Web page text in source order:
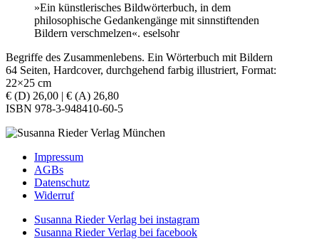
»Ein künstlerisches Bildwörterbuch, in dem
philosophische Gedankengänge mit sinnstiftenden
Bildern verschmelzen«. eselsohr
Begriffe des Zusammenlebens. Ein Wörterbuch mit Bildern
64 Seiten, Hardcover, durchgehend farbig illustriert, Format:
22×25 cm
€ (D) 26,00 | € (A) 26,80
ISBN 978-3-948410-60-5
Impressum
AGBs
Datenschutz
Widerruf
Susanna Rieder Verlag bei instagram
Susanna Rieder Verlag bei facebook